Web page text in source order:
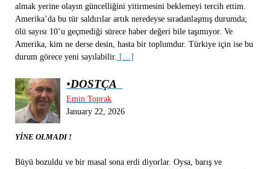
almak yerine olayın güncelliğini yitirmesini beklemeyi tercih ettim.
Amerika’da bu tür saldırılar artık neredeyse sıradanlaşmış durumda;
ölü sayısı 10’u geçmediği sürece haber değeri bile taşımıyor. Ve
Amerika, kim ne derse desin, hasta bir toplumdur. Türkiye için ise bu
durum görece yeni sayılabilir. […]
•DOSTÇA
Emin Toprak
January 22, 2026
YİNE OLMADI !
Büyü bozuldu ve bir masal sona erdi diyorlar. Oysa, barış ve